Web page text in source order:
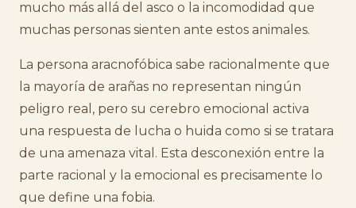
mucho más allá del asco o la incomodidad que
muchas personas sienten ante estos animales.
La persona aracnofóbica sabe racionalmente que
la mayoría de arañas no representan ningún
peligro real, pero su cerebro emocional activa
una respuesta de lucha o huida como si se tratara
de una amenaza vital. Esta desconexión entre la
parte racional y la emocional es precisamente lo
que define una fobia.